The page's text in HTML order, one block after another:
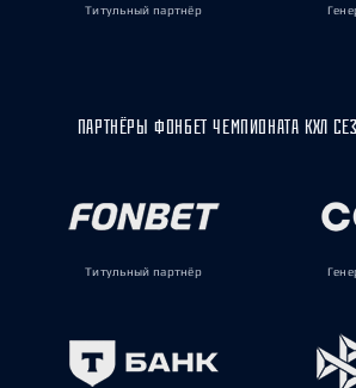
Титульный партнёр
ПАРТНЁРЫ ФОНБЕТ ЧЕМПИОНАТА КХЛ
Титульный партнёр